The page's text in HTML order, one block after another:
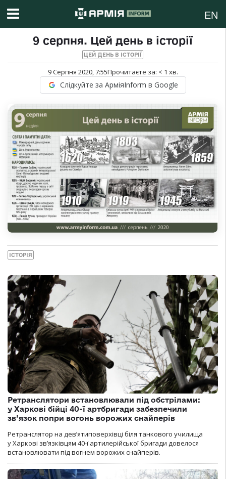
EN
9 серпня. Цей день в історії
ЦЕЙ ДЕНЬ В ІСТОРІЇ
9 Серпня 2020, 7:55Прочитаєте за: < 1 хв.
Слідкуйте за АрміяInform в Google
ІСТОРІЯ
Ретранслятори встановлювали під обстрілами:
у Харкові бійці 40-ї артбригади забезпечили
зв’язок попри вогонь ворожих снайперів
Ретранслятор на дев’ятиповерхівці біля танкового училища
у Харкові зв’язківцям 40-ї артилерійської бригади довелося
встановлювати під вогнем ворожих снайперів.